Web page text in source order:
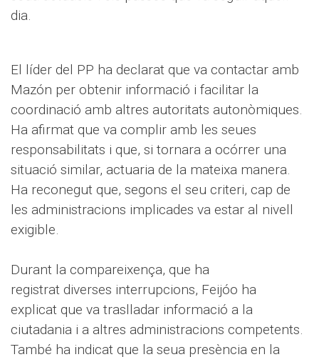
dia.
El líder del PP ha declarat que va contactar amb
Mazón per obtenir informació i facilitar la
coordinació amb altres autoritats autonòmiques.
Ha afirmat que va complir amb les seues
responsabilitats i que, si tornara a ocórrer una
situació similar, actuaria de la mateixa manera.
Ha reconegut que, segons el seu criteri, cap de
les administracions implicades va estar al nivell
exigible.
Durant la compareixença, que ha
registrat diverses interrupcions, Feijóo ha
explicat que va traslladar informació a la
ciutadania i a altres administracions competents.
També ha indicat que la seua presència en la